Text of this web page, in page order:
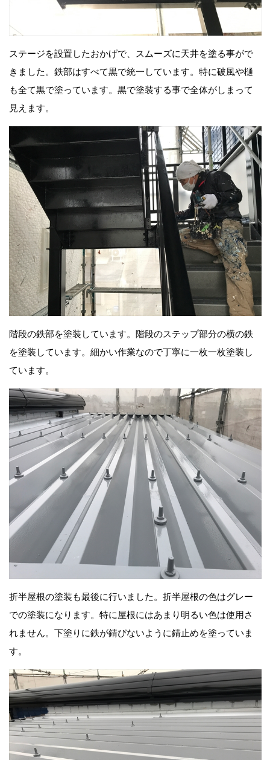
ステージを設置したおかげで、スムーズに天井を塗る事がで
きました。鉄部はすべて黒で統一しています。特に破風や樋
も全て黒で塗っています。黒で塗装する事で全体がしまって
見えます。
階段の鉄部を塗装しています。階段のステップ部分の横の鉄
を塗装しています。細かい作業なので丁寧に一枚一枚塗装し
ています。
折半屋根の塗装も最後に行いました。折半屋根の色はグレー
での塗装になります。特に屋根にはあまり明るい色は使用さ
れません。下塗りに鉄が錆びないように錆止めを塗っていま
す。